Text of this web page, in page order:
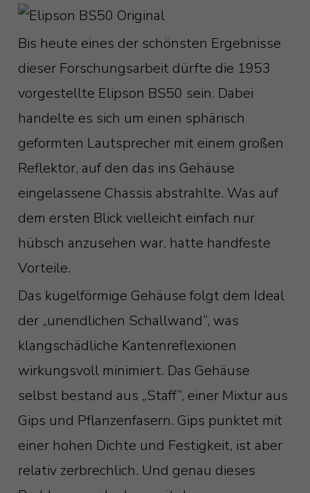
Bis heute eines der schönsten Ergebnisse
dieser Forschungsarbeit dürfte die 1953
vorgestellte Elipson BS50 sein. Dabei
handelte es sich um einen sphärisch
geformten Lautsprecher mit einem großen
Reflektor, auf den das ins Gehäuse
eingelassene Chassis abstrahlte. Was auf
dem ersten Blick vielleicht einfach nur
hübsch anzusehen war, hatte handfeste
Vorteile.
Das kugelförmige Gehäuse folgt dem Ideal
der „unendlichen Schallwand“, was
klangschädliche Kantenreflexionen
wirkungsvoll minimiert. Das Gehäuse
selbst bestand aus „Staff“, einer Mixtur aus
Gips und Pflanzenfasern. Gips punktet mit
einer hohen Dichte und Festigkeit, ist aber
relativ zerbrechlich. Und genau dieses